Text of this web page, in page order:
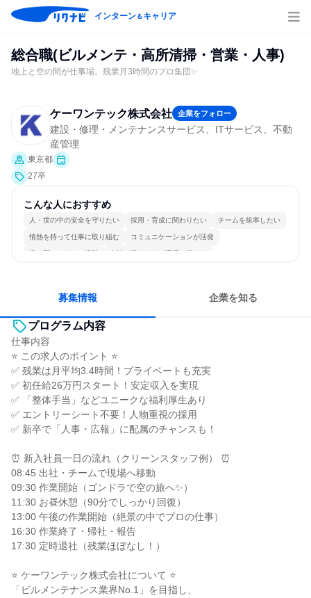
インターン＆キャリア
総合職(ビルメンテ・高所清掃・営業・人事)
地上と空の間が仕事場。残業月3時間のプロ集団✨
ケーワンテック株式会社 企業をフォロー
建設・修理・メンテナンスサービス、ITサービス、不動
産管理
東京都
27卒
こんな人におすすめ
人・世の中の安全を守りたい 採用・育成に関わりたい チームを統率したい
情熱を持って仕事に取り組む コミュニケーションが活発
常に新しいものに挑戦 女性が働きやすい環境で働ける
募集情報 企業を知る
プログラム内容
仕事内容
⭐ この求人のポイント ⭐
✅ 残業は月平均3.4時間！プライベートも充実
✅ 初任給26万円スタート！安定収入を実現
✅ 「整体手当」などユニークな福利厚生あり
✅ エントリーシート不要！人物重視の採用
✅ 新卒で「人事・広報」に配属のチャンスも！
⏰ 新入社員一日の流れ（クリーンスタッフ例） ⏰
08:45 出社・チームで現場へ移動
09:30 作業開始（ゴンドラで空の旅へ✨）
11:30 お昼休憩（90分でしっかり回復）
13:00 午後の作業開始（絶景の中でプロの仕事）
16:30 作業終了・帰社・報告
17:30 定時退社（残業ほぼなし！）
⭐ ケーワンテック株式会社について ⭐
「ビルメンテナンス業界No.1」を目指し、